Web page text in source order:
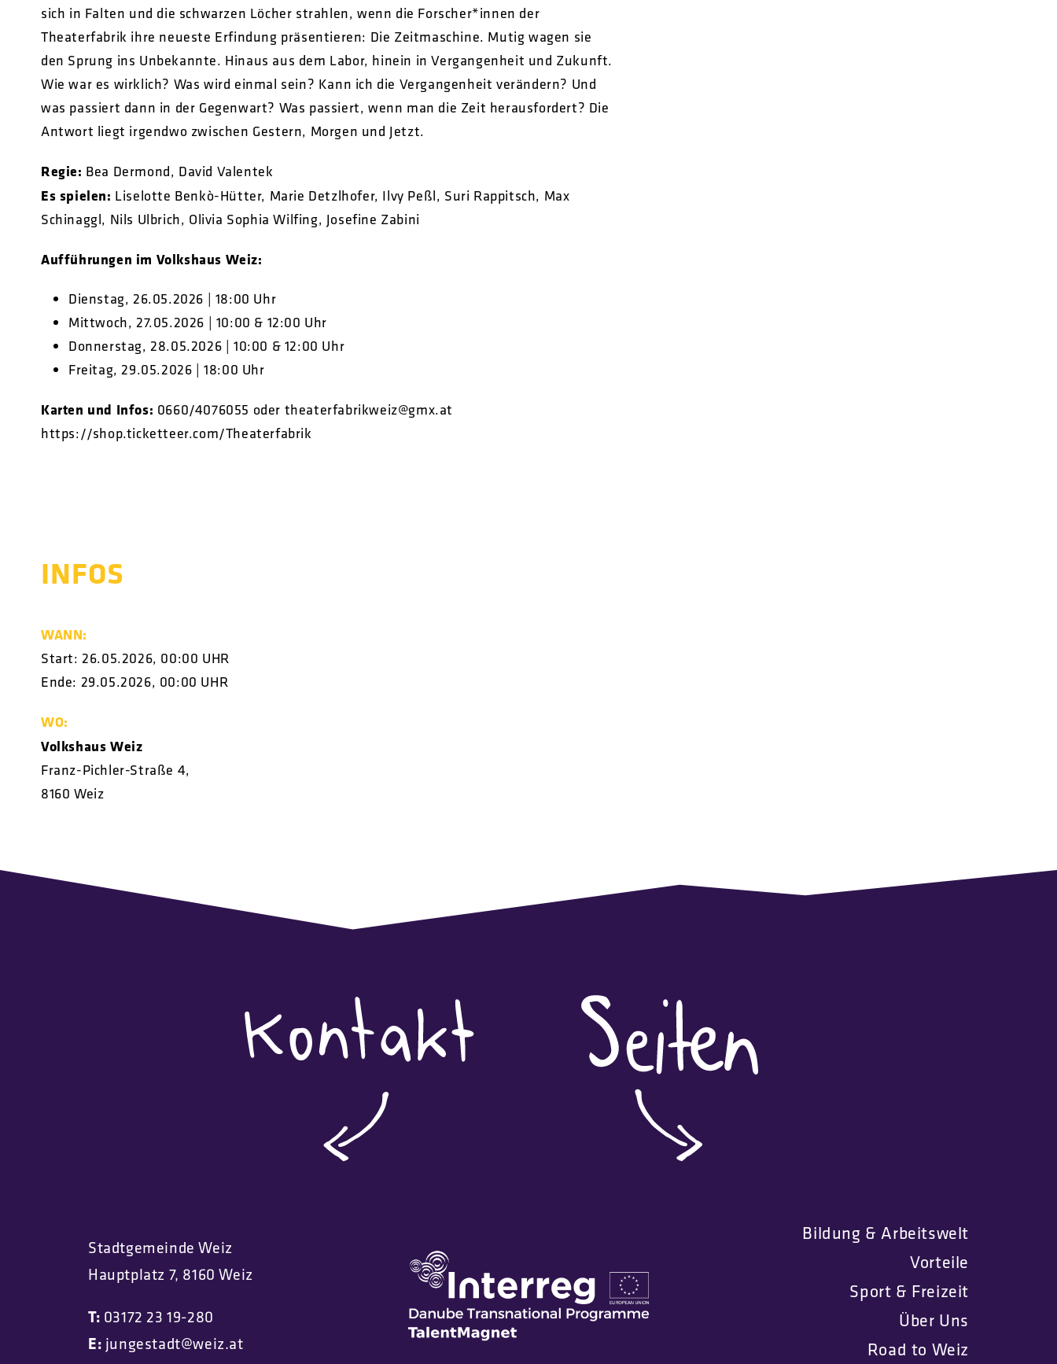
sich in Falten und die schwarzen Löcher strahlen, wenn die Forscher*innen der
Theaterfabrik ihre neueste Erfindung präsentieren: Die Zeitmaschine. Mutig wagen sie
den Sprung ins Unbekannte. Hinaus aus dem Labor, hinein in Vergangenheit und Zukunft.
Wie war es wirklich? Was wird einmal sein? Kann ich die Vergangenheit verändern? Und
was passiert dann in der Gegenwart? Was passiert, wenn man die Zeit herausfordert? Die
Antwort liegt irgendwo zwischen Gestern, Morgen und Jetzt.
Regie: Bea Dermond, David Valentek
Es spielen: Liselotte Benkò-Hütter, Marie Detzlhofer, Ilvy Peßl, Suri Rappitsch, Max
Schinaggl, Nils Ulbrich, Olivia Sophia Wilfing, Josefine Zabini
Aufführungen im Volkshaus Weiz:
Dienstag, 26.05.2026 | 18:00 Uhr
Mittwoch, 27.05.2026 | 10:00 & 12:00 Uhr
Donnerstag, 28.05.2026 | 10:00 & 12:00 Uhr
Freitag, 29.05.2026 | 18:00 Uhr
Karten und Infos: 0660/4076055 oder theaterfabrikweiz@gmx.at
https://shop.ticketteer.com/Theaterfabrik
INFOS
WANN:
Start: 26.05.2026, 00:00 UHR
Ende: 29.05.2026, 00:00 UHR
WO:
Volkshaus Weiz
Franz-Pichler-Straße 4,
8160 Weiz
Stadtgemeinde Weiz
Hauptplatz 7, 8160 Weiz
T: 03172 23 19-280
E: jungestadt@weiz.at
Bildung & Arbeitswelt
Vorteile
Sport & Freizeit
Über Uns
Road to Weiz